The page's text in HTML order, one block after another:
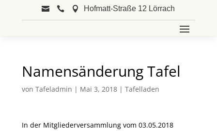
   Hofmatt-Straße 12 Lörrach
Namensänderung Tafel
von Tafeladmin | Mai 3, 2018| Tafelladen
In der Mitgliederversammlung vom 03.05.2018